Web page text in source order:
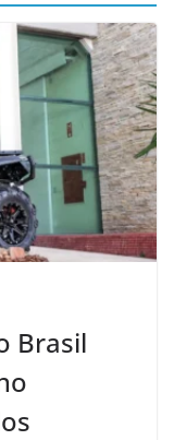
Brasil